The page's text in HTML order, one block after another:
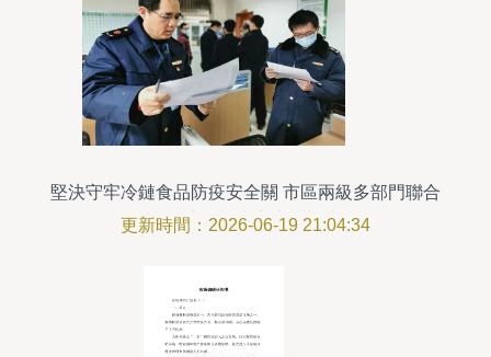
堅決守牢冷鏈食品防疫安全關 市區兩級多部門聯合
開展專項檢查與市場調查
更新時間：2026-06-19 21:04:34